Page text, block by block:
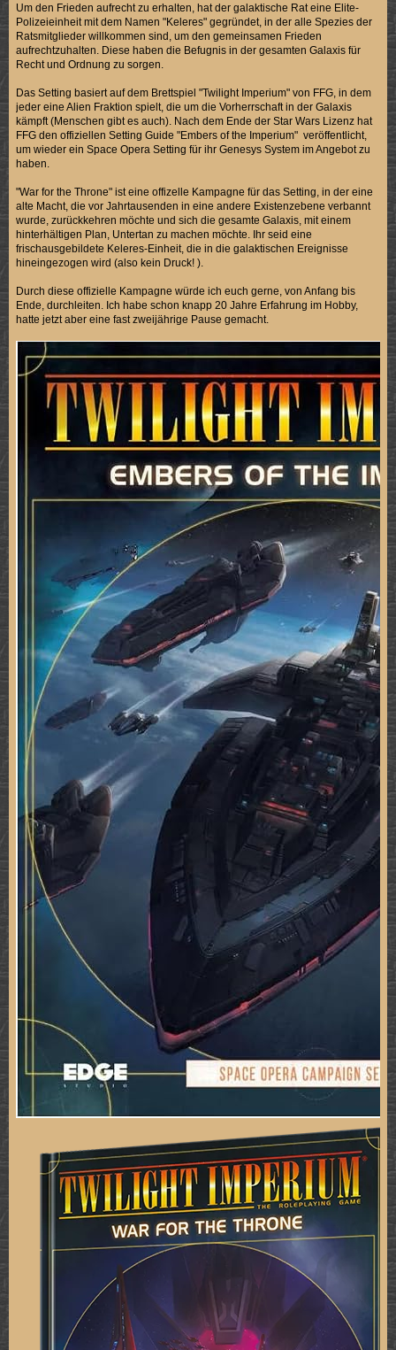
Um den Frieden aufrecht zu erhalten, hat der galaktische Rat eine Elite-
Polizeieinheit mit dem Namen "Keleres" gegründet, in der alle Spezies der
Ratsmitglieder willkommen sind, um den gemeinsamen Frieden
aufrechtzuhalten. Diese haben die Befugnis in der gesamten Galaxis für
Recht und Ordnung zu sorgen.
Das Setting basiert auf dem Brettspiel "Twilight Imperium" von FFG, in dem
jeder eine Alien Fraktion spielt, die um die Vorherrschaft in der Galaxis
kämpft (Menschen gibt es auch). Nach dem Ende der Star Wars Lizenz hat
FFG den offiziellen Setting Guide "Embers of the Imperium" veröffentlicht,
um wieder ein Space Opera Setting für ihr Genesys System im Angebot zu
haben.
"War for the Throne" ist eine offizelle Kampagne für das Setting, in der eine
alte Macht, die vor Jahrtausenden in eine andere Existenzebene verbannt
wurde, zurückkehren möchte und sich die gesamte Galaxis, mit einem
hinterhältigen Plan, Untertan zu machen möchte. Ihr seid eine
frischausgebildete Keleres-Einheit, die in die galaktischen Ereignisse
hineingezogen wird (also kein Druck! ).
Durch diese offizielle Kampagne würde ich euch gerne, von Anfang bis
Ende, durchleiten. Ich habe schon knapp 20 Jahre Erfahrung im Hobby,
hatte jetzt aber eine fast zweijährige Pause gemacht.